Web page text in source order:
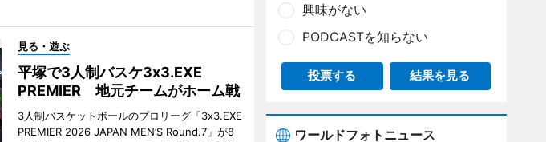
見る・遊ぶ
平塚で3人制バスケ3x3.EXE
PREMIER 地元チームがホーム戦
3人制バスケットボールのプロリーグ「3x3.EXE
PREMIER 2026 JAPAN MEN’S Round.7」が8
興味がない
PODCASTを知らない
投票する 結果を見る
ワールドフォトニュース